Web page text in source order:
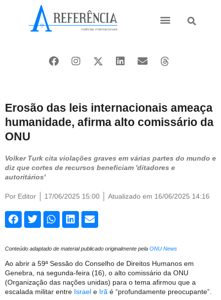
Erosão das leis internacionais ameaça
humanidade, afirma alto comissário da
ONU
Volker Turk cita violações graves em várias partes do mundo e
diz que cortes de recursos beneficiam 'ditadores e
autoritários'
Por Editor 17/06/2025 15:00 Atualizado em 16/06/2025 14:16
Conteúdo adaptado de material publicado originalmente pela ONU News
Ao abrir a 59ª Sessão do Conselho de Direitos Humanos em
Genebra, na segunda-feira (16), o alto comissário da ONU
(Organização das nações unidas) para o tema afirmou que a
escalada militar entre Israel e Irã é “profundamente preocupante”.